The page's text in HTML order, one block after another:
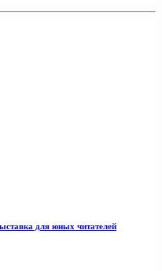
для юных читателей